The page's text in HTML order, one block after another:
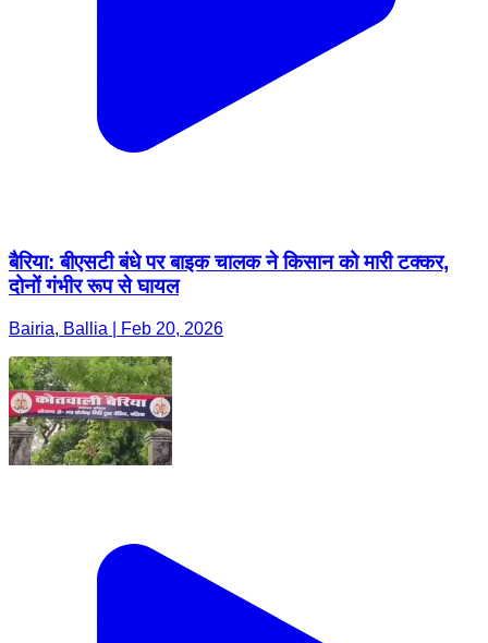
बैरिया: बीएसटी बंधे पर बाइक चालक ने किसान को मारी टक्कर,
दोनों गंभीर रूप से घायल
Bairia, Ballia | Feb 20, 2026